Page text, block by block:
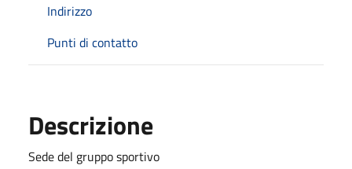
Indirizzo
Punti di contatto
Descrizione
Sede del gruppo sportivo